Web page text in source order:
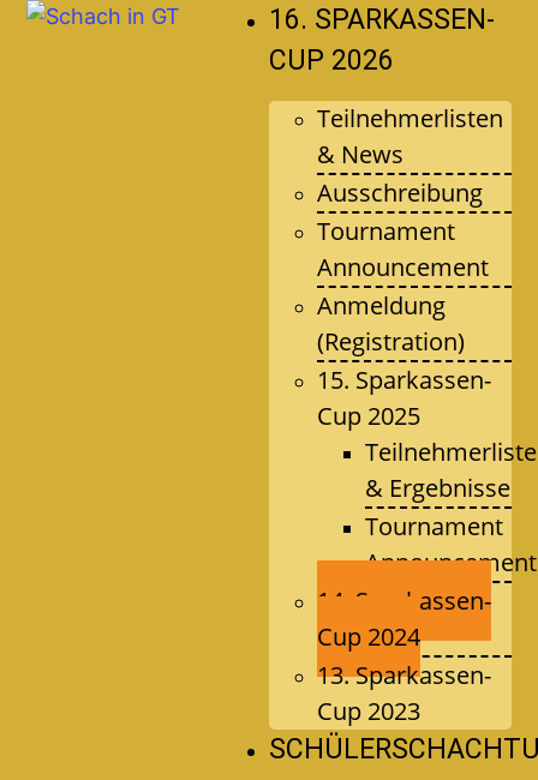
16. SPARKASSEN-
CUP 2026
Teilnehmerlisten
& News
Ausschreibung
Tournament
Announcement
Anmeldung
(Registration)
15. Sparkassen-
Cup 2025
& Ergebnisse
Tournament
Announcement
14. Sparkassen-
Cup 2024
13. Sparkassen-
Cup 2023